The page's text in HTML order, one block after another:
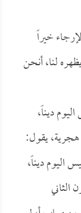
خيراً
لنا، أنحن
ديناً،
سنة (174) أو (185) هجرية، يقول:
اليوم ديناً،
الثاني